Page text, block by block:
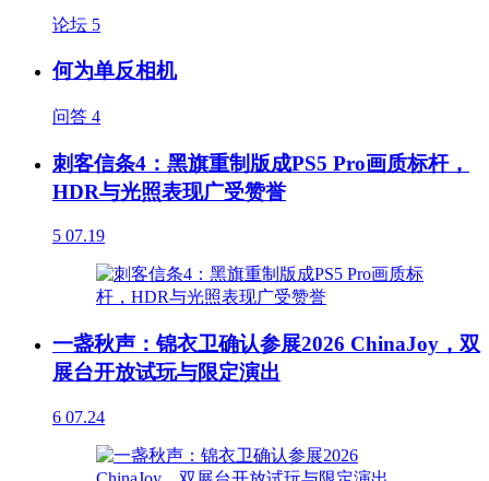
论坛 5
何为单反相机
问答 4
刺客信条4：黑旗重制版成PS5 Pro画质标杆，
HDR与光照表现广受赞誉
5 07.19
一盏秋声：锦衣卫确认参展2026 ChinaJoy，双
展台开放试玩与限定演出
6 07.24